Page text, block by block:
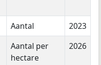
Aantal
2023
Aantal per
hectare
2026